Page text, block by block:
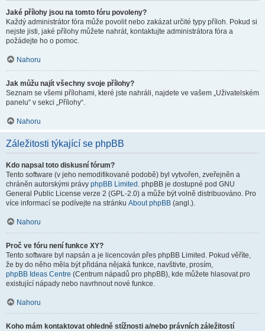
Jaké přílohy jsou na tomto fóru povoleny?
Každý administrátor fóra může povolit nebo zakázat určité typy příloh. Pokud si
nejste jisti, jaké přílohy můžete nahrát, kontaktujte administrátora fóra a
požádejte ho o pomoc.
Nahoru
Jak můžu najít všechny svoje přílohy?
Seznam se všemi přílohami, které jste nahráli, najdete ve vašem „Uživatelském
panelu“ v sekci „Přílohy“.
Nahoru
Záležitosti týkající se phpBB
Kdo napsal toto diskusní fórum?
Tento software (v jeho nemodifikované podobě) byl vytvořen, zveřejněn a
chráněn autorskými právy phpBB Limited . phpBB je dostupné pod GNU
General Public License verze 2 (GPL-2.0) a může být volně distribuováno. Pro
více informací se podívejte na stránku About phpBB (angl.).
Nahoru
Proč ve fóru není funkce XY?
Tento software byl napsán a je licencován přes phpBB Limited. Pokud věříte,
že by do něho měla být přidána nějaká funkce, navštivte, prosím,
phpBB Ideas Centre (Centrum nápadů pro phpBB), kde můžete hlasovat pro
existující nápady nebo navrhnout nové funkce.
Nahoru
Koho mám kontaktovat ohledně stížnosti a/nebo právních záležitostí